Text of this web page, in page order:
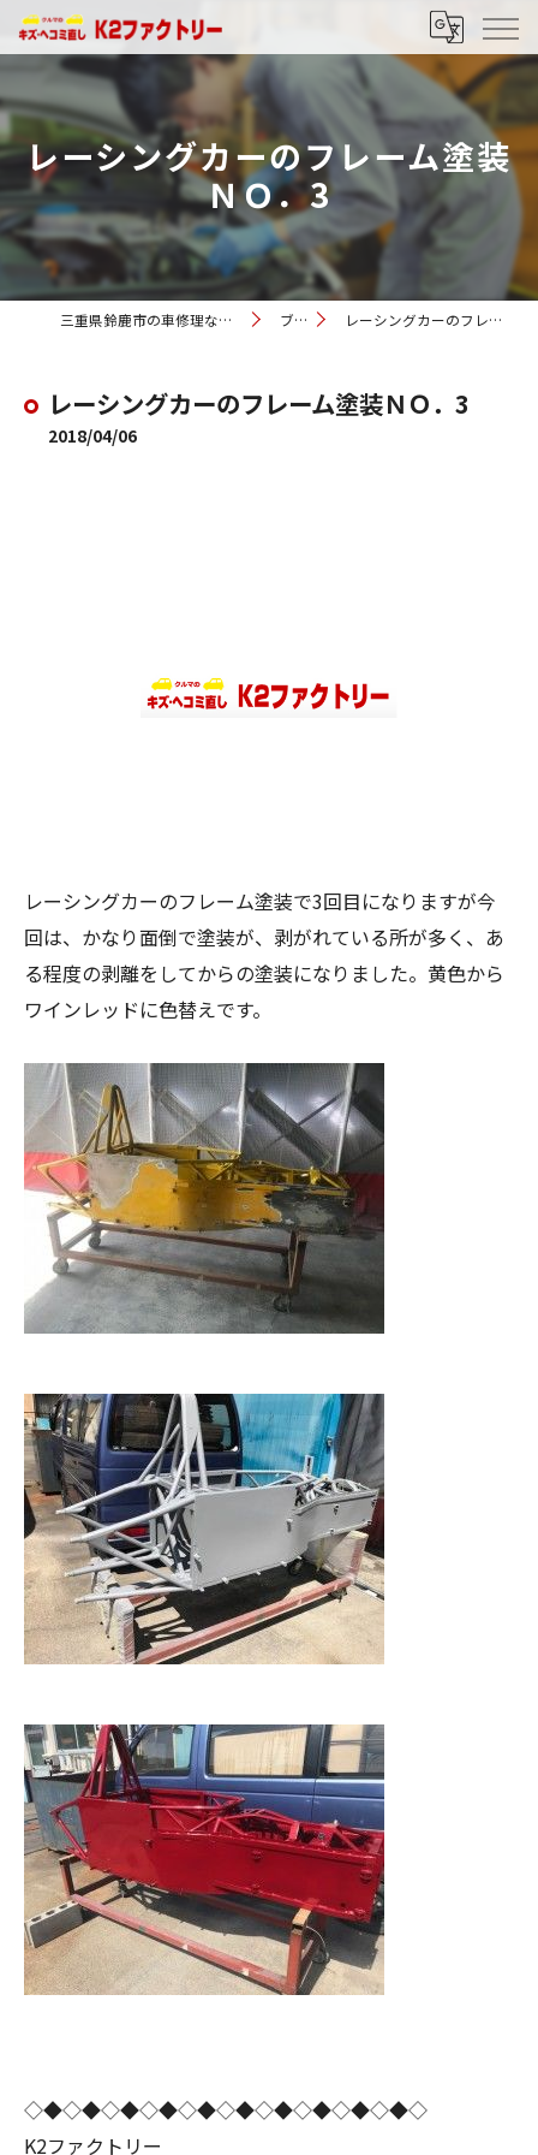
レーシングカーのフレーム塗装
ＮＯ．3
三重県鈴鹿市の車修理ならK2ファクトリー ブログ レーシングカーのフレーム塗装ＮＯ．3
レーシングカーのフレーム塗装ＮＯ．3
2018/04/06
レーシングカーのフレーム塗装で3回目になりますが今
回は、かなり面倒で塗装が、剥がれている所が多く、あ
る程度の剥離をしてからの塗装になりました。黄色から
ワインレッドに色替えです。
◇◆◇◆◇◆◇◆◇◆◇◆◇◆◇◆◇◆◇◆◇
K2ファクトリー